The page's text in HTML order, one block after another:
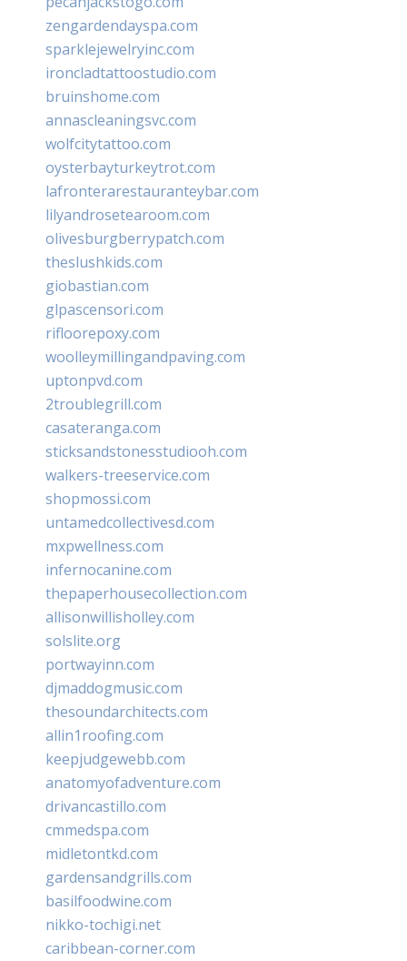
zengardendayspa.com
sparklejewelryinc.com
ironcladtattoostudio.com
bruinshome.com
annascleaningsvc.com
wolfcitytattoo.com
oysterbayturkeytrot.com
lafronterarestauranteybar.com
lilyandrosetearoom.com
olivesburgberrypatch.com
theslushkids.com
giobastian.com
glpascensori.com
rifloorepoxy.com
woolleymillingandpaving.com
uptonpvd.com
2troublegrill.com
casateranga.com
sticksandstonesstudiooh.com
walkers-treeservice.com
shopmossi.com
untamedcollectivesd.com
mxpwellness.com
infernocanine.com
thepaperhousecollection.com
allisonwillisholley.com
solslite.org
portwayinn.com
djmaddogmusic.com
thesoundarchitects.com
allin1roofing.com
keepjudgewebb.com
anatomyofadventure.com
drivancastillo.com
cmmedspa.com
midletontkd.com
gardensandgrills.com
basilfoodwine.com
nikko-tochigi.net
caribbean-corner.com